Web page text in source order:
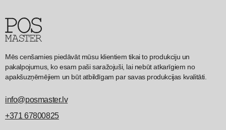
Mēs cenšamies piedāvāt mūsu klientiem tikai to produkciju un
pakalpojumus, ko esam paši saražojuši, lai nebūt atkarīgiem no
apakšuzņēmējiem un būt atbildīgam par savas produkcijas kvalitāti.
info@posmaster.lv
+371 67800825